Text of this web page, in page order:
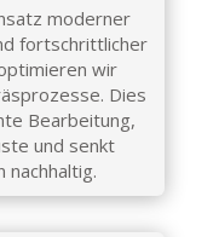
moderner
fortschrittlicher
wir
Dies
Bearbeitung,
und senkt
nachhaltig.